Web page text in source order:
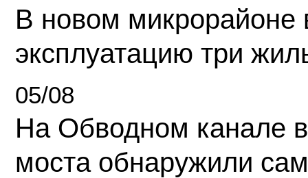
В новом микрорайоне
эксплуатацию три
05/08
На Обводном канале
моста обнаружили